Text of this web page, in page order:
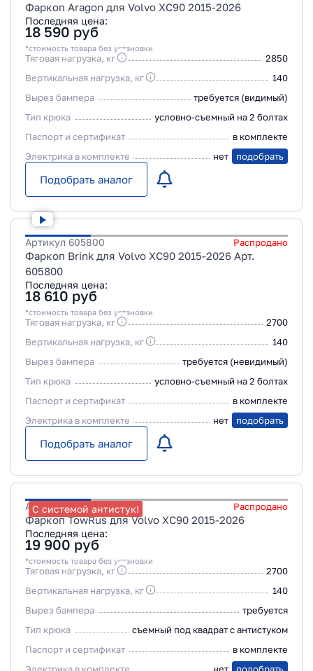
Фаркоп Aragon для Volvo XC90 2015-2026
Последняя цена:
18 590 руб
*стоимость товара без установки
Тяговая нагрузка, кг
2850
Вертикальная нагрузка, кг
140
Вырез бампера
требуется (видимый)
Тип крюка
условно-съемный на 2 болтах
Паспорт и сертификат
в комплекте
Электрика в комплекте
нет подобрать
Подобрать аналог
Артикул 605800 Распродано
Фаркоп Brink для Volvo XC90 2015-2026 Арт.
605800
Последняя цена:
18 610 руб
*стоимость товара без установки
Тяговая нагрузка, кг
2700
Вертикальная нагрузка, кг
140
Вырез бампера
требуется (невидимый)
Тип крюка
условно-съемный на 2 болтах
Паспорт и сертификат
в комплекте
Электрика в комплекте
нет подобрать
Подобрать аналог
С системой антистук!
Артикул259514 Распродано
Фаркоп TowRus для Volvo XC90 2015-2026
Последняя цена:
19 900 руб
*стоимость товара без установки
Тяговая нагрузка, кг
2700
Вертикальная нагрузка, кг
140
Вырез бампера
требуется
Тип крюка
съемный под квадрат с антистуком
Паспорт и сертификат
в комплекте